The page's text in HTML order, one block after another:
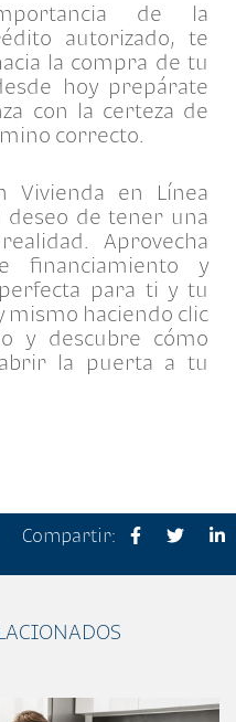
de la
autorizado, te
la compra de tu
hoy prepárate
con la certeza de
correcto.
Vivienda en Línea
de tener una
Aprovecha
financiamiento y
para ti y tu
mismo haciendo clic
y descubre cómo
la puerta a tu
Compartir: